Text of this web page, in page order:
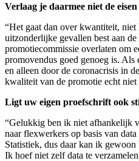
Verlaag je daarmee niet de
“Het gaat dan over kwantiteit,
uitzonderlijke gevallen best aan
promotiecommissie overlaten om
promovendus goed genoeg is. Als
en alleen door de coronacrisis in
kwaliteit van de promotie echt niet
Ligt uw eigen proefschrift ook
“Gelukkig ben ik niet afhankelijk
naar flexwerkers op basis van
Statistiek, dus daar kan ik
Ik hoef niet zelf data te